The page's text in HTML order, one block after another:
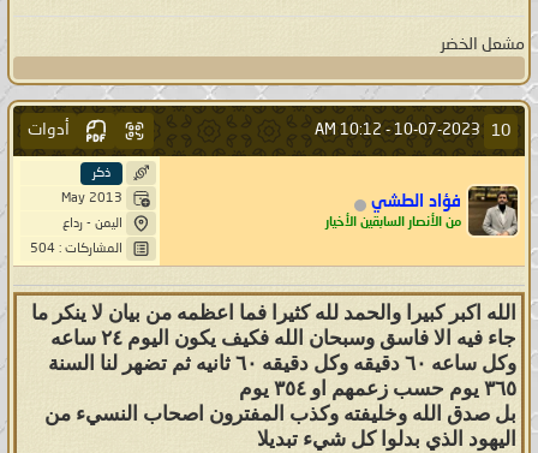
مشعل الخضر
10
10-07-2023 -
10:12 AM أدوات
فؤاد الطشي
من الأنصار السابقين الأخيار
ذكر
May 2013
اليمن - رداع
المشاركات : 504
الله اكبر كبيرا والحمد لله كثيرا فما اعظمه من بيان لا ينكر ما
جاء فيه الا فاسق وسبحان الله فكيف يكون اليوم ٢٤ ساعه
وكل ساعه ٦٠ دقيقه وكل دقيقه ٦٠ ثانيه ثم تضهر لنا السنة
٣٦٥ يوم حسب زعمهم او ٣٥٤ يوم
بل صدق الله وخليفته وكذب المفترون اصحاب النسيء من
اليهود الذي بدلوا كل شيء تبديلا